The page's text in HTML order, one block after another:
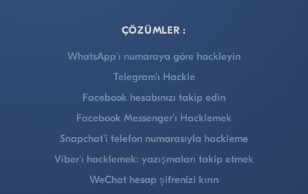
ÇÖZÜMLER :
WhatsApp'ı numaraya göre hackleyin
Telegram'ı Hackle
Facebook hesabınızı takip edin
Facebook Messenger'ı Hacklemek
Snapchat'i telefon numarasıyla hackleme
Viber'ı hacklemek: yazışmaları takip etmek
WeChat hesap şifrenizi kırın